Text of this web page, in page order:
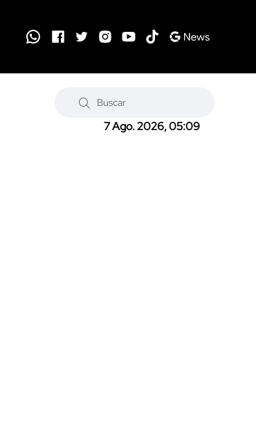
7 Ago. 2026, 05:09